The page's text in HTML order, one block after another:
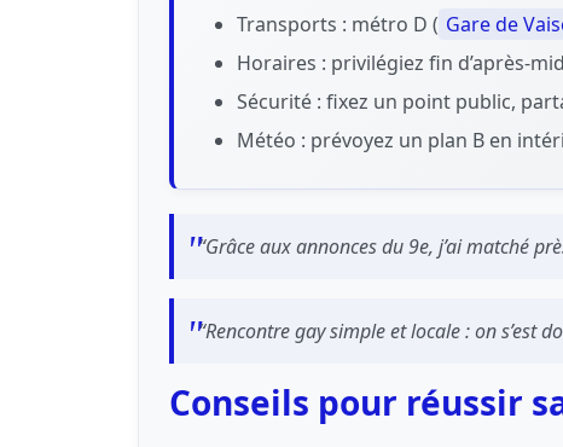
Transports : métro D ( Gare de
Horaires : privilégiez fin d’après-
Sécurité : fixez un point public,
Météo : prévoyez un plan B en
“Grâce aux annonces du 9e, j’ai matché
“Rencontre gay simple et locale : on s’est
Conseils pour réussir